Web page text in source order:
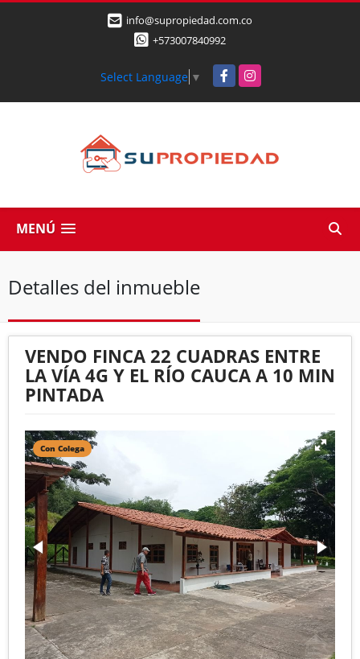
info@supropiedad.com.co
+573007840992
Select Language ▼ FacebookInstagram
MENÚ
Detalles del inmueble
VENDO FINCA 22 CUADRAS ENTRE
LA VÍA 4G Y EL RÍO CAUCA A 10 MIN
PINTADA
Con Colega